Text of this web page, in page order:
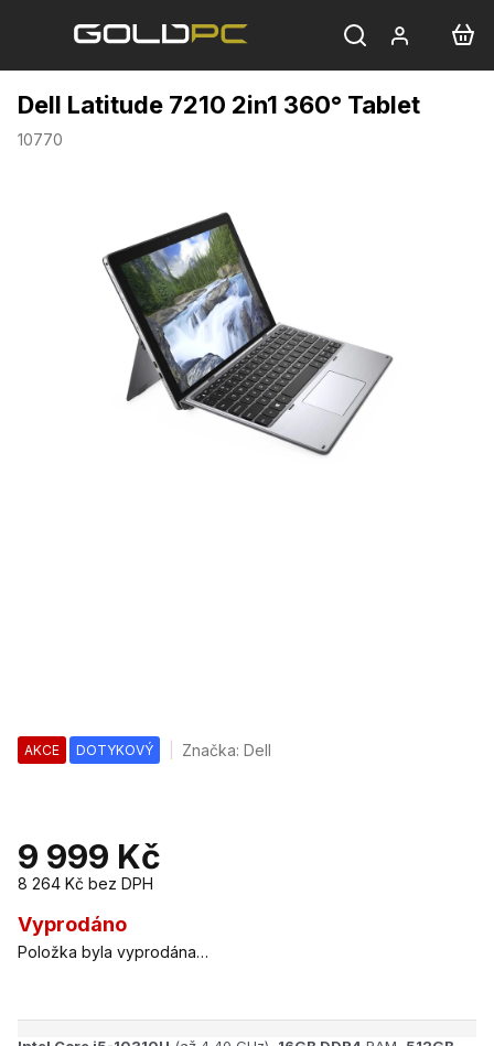
Dell Latitude 7210 2in1 360° Tablet
10770
AKCE DOTYKOVÝ Značka:Dell
9 999 Kč
8 264 Kč bez DPH
Měrná
cena:
Vyprodáno
Položka byla vyprodána…